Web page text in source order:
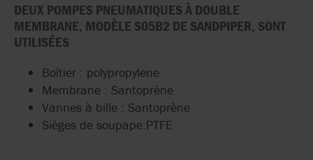
DEUX POMPES PNEUMATIQUES À DOUBLE
MEMBRANE, MODÈLE S05B2 DE SANDPIPER, SONT
UTILISÉES
Boîtier : polypropylene
Membrane : Santoprène
Vannes à bille : Santoprène
Sièges de soupape:PTFE